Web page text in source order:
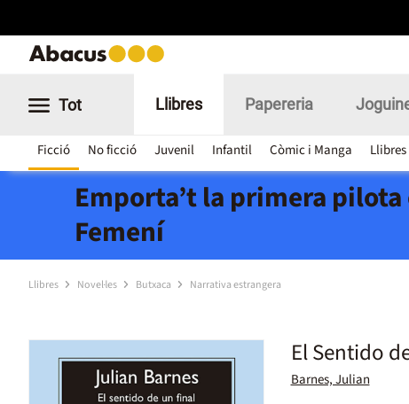
Tot Llibres
Ficció No ficció Juvenil Infantil Còmic i Manga
Papereria
Emporta’t la primera
Femení
Llibres Novel·les Butxaca Narrativa estrangera
El Sentido
Barnes, Julian